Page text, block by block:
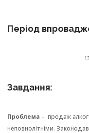
Період
Завдання:
Проблема – продаж
неповнолітніми.